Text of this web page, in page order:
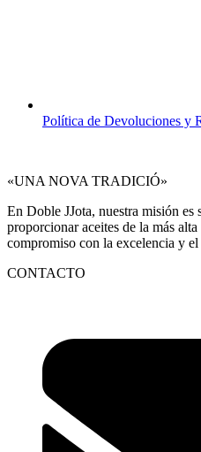
Política de Devoluciones y
«UNA NOVA TRADICIÓ»
En Doble JJota, nuestra misión es
proporcionar aceites de la más
compromiso con la excelencia y
CONTACTO